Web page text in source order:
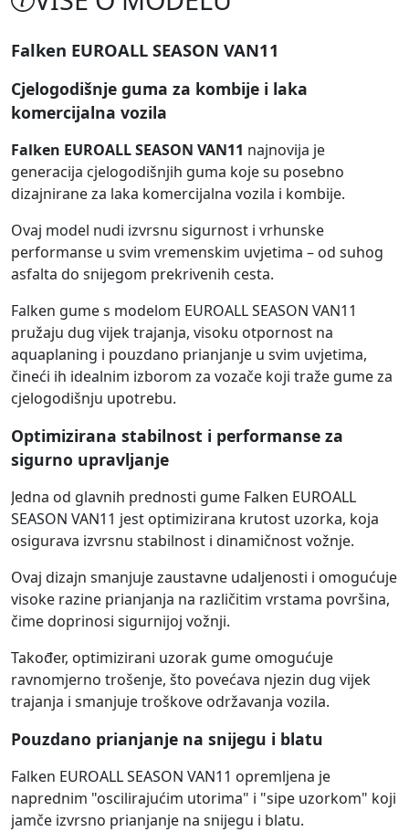
Falken EUROALL SEASON VAN11
Cjelogodišnje guma za kombije i laka
komercijalna vozila
Falken EUROALL SEASON VAN11 najnovija je
generacija cjelogodišnjih guma koje su posebno
dizajnirane za laka komercijalna vozila i kombije.
Ovaj model nudi izvrsnu sigurnost i vrhunske
performanse u svim vremenskim uvjetima – od suhog
asfalta do snijegom prekrivenih cesta.
Falken gume s modelom EUROALL SEASON VAN11
pružaju dug vijek trajanja, visoku otpornost na
aquaplaning i pouzdano prianjanje u svim uvjetima,
čineći ih idealnim izborom za vozače koji traže gume za
cjelogodišnju upotrebu.
Optimizirana stabilnost i performanse za
sigurno upravljanje
Jedna od glavnih prednosti gume Falken EUROALL
SEASON VAN11 jest optimizirana krutost uzorka, koja
osigurava izvrsnu stabilnost i dinamičnost vožnje.
Ovaj dizajn smanjuje zaustavne udaljenosti i omogućuje
visoke razine prianjanja na različitim vrstama površina,
čime doprinosi sigurnijoj vožnji.
Također, optimizirani uzorak gume omogućuje
ravnomjerno trošenje, što povećava njezin dug vijek
trajanja i smanjuje troškove održavanja vozila.
Pouzdano prianjanje na snijegu i blatu
Falken EUROALL SEASON VAN11 opremljena je
naprednim "oscilirajućim utorima" i "sipe uzorkom" koji
jamče izvrsno prianjanje na snijegu i blatu.